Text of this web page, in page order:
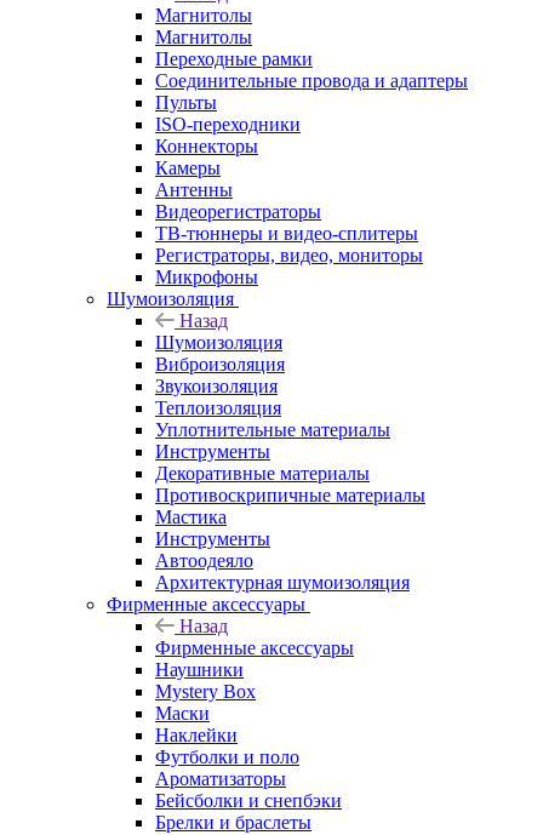
Магнитолы
Магнитолы
Переходные рамки
Соединительные провода и адаптеры
Пульты
ISO-переходники
Коннекторы
Камеры
Антенны
Видеорегистраторы
ТВ-тюннеры и видео-сплитеры
Регистраторы, видео, мониторы
Микрофоны
Шумоизоляция
Назад
Шумоизоляция
Виброизоляция
Звукоизоляция
Теплоизоляция
Уплотнительные материалы
Инструменты
Декоративные материалы
Противоскрипичные материалы
Мастика
Инструменты
Автоодеяло
Архитектурная шумоизоляция
Фирменные аксессуары
Назад
Фирменные аксессуары
Наушники
Mystery Box
Маски
Наклейки
Футболки и поло
Ароматизаторы
Бейсболки и снепбэки
Брелки и браслеты